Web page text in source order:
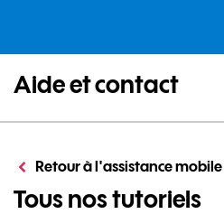
Aide et contact
Retour à l'assistance mobile
Tous nos tutoriels